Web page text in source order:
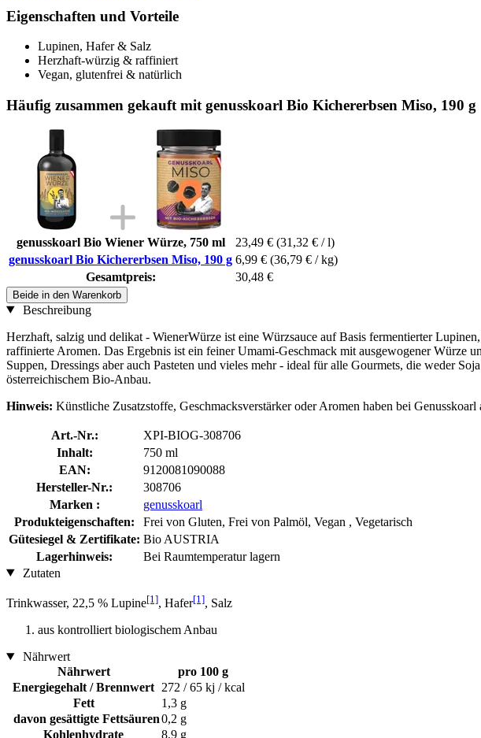
Eigenschaften und Vorteile
Lupinen, Hafer & Salz
Herzhaft-würzig & raffiniert
Vegan, glutenfrei & natürlich
Häufig zusammen gekauft mit genusskoarl Bio Kichererbsen Miso, 190 g
genusskoarl Bio Wiener Würze, 750 ml 23,49 € (31,32 € / l)
genusskoarl Bio Kichererbsen Miso, 190 g 6,99 € (36,79 € / kg)
Gesamtpreis:
30,48 €
Beide in den Warenkorb
Beschreibung
Herzhaft, salzig und delikat - WienerWürze ist eine Würzsauce auf Basis fermentierter
raffinierte Aromen. Das Ergebnis ist ein feiner Umami-Geschmack mit ausgewogener Würze
Suppen, Dressings aber auch Pasteten und vieles mehr - ideal für alle Gourmets, die weder
österreichischem Bio-Anbau.
Hinweis: Künstliche Zusatzstoffe, Geschmacksverstärker oder Aromen haben bei Genusskoarl
Art.-Nr.:
XPI-BIOG-308706
Inhalt:
750 ml
EAN:
9120081090088
Hersteller-Nr.:
308706
Marken :
genusskoarl
Produkteigenschaften:
Frei von Gluten, Frei von Palmöl, Vegan , Vegetarisch
Gütesiegel & Zertifikate: Bio AUSTRIA
Lagerhinweis:
Bei Raumtemperatur lagern
Zutaten
Trinkwasser, 22,5 % Lupine[1], Hafer[1], Salz
aus kontrolliert biologischem Anbau
Nährwert
Nährwert
pro 100 g
Energiegehalt / Brennwert 272 / 65 kj / kcal
Fett
1,3 g
davon gesättigte Fettsäuren0,2 g
Kohlenhydrate
8,9 g